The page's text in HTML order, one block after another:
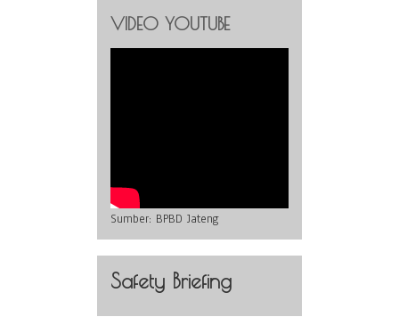
VIDEO YOUTUBE
Sumber: BPBD Jateng
Safety Briefing